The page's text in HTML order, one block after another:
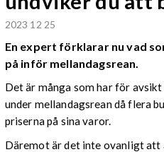
2023 12 25
En expert förklarar nu vad
på inför mellandagsrean.
Det är många som har för
under mellandagsrean då flera
priserna på sina varor.
Däremot är det inte ovanligt att